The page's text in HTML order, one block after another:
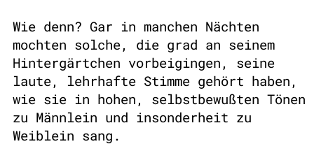
Wie denn? Gar in manchen Nächten
mochten solche, die grad an seinem
Hintergärtchen vorbeigingen, seine
laute, lehrhafte Stimme gehört haben,
wie sie in hohen, selbstbewußten Tönen
zu Männlein und insonderheit zu
Weiblein sang.